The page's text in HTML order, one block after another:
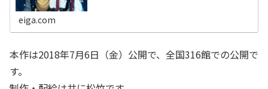
eiga.com
本作は2018年7月6日（金）公開で、全国316館での公開で
す。